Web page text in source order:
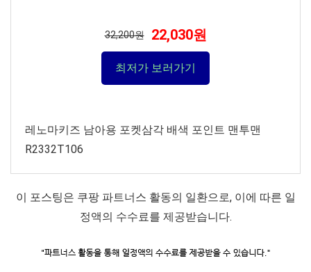
32,200원 22,030원
최저가 보러가기
레노마키즈 남아용 포켓삼각 배색 포인트 맨투맨
R2332T106
이 포스팅은 쿠팡 파트너스 활동의 일환으로, 이에 따른 일
정액의 수수료를 제공받습니다.